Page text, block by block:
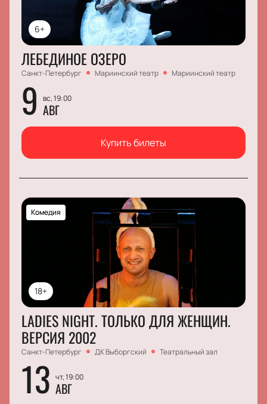
6+
ЛЕБЕДИНОЕ ОЗЕРО
Санкт-Петербург Мариинский театр Мариинский театр
9 вс, 19:00
АВГ
Купить билеты
18+
Комедия
LADIES NIGHT. ТОЛЬКО ДЛЯ ЖЕНЩИН.
ВЕРСИЯ 2002
Санкт-Петербург ДК Выборгский Театральный зал
13 чт, 19:00
АВГ